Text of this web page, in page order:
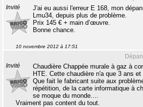
Invité
J'ai eu aussi l'erreur E 168, mon
Lmu34, depuis plus de problème.
Prix 145 € + main d’œuvre.
Bonne chance.
10 novembre 2012 à 17:51
Invité
Chaudière Chappée murale à gaz à
HTE. Cette chaudière n'a que 3 ans et
Que fait le fabricant suite aux
répétition, de la carte informatique à
se moque du monde....
Vraiment pas content du tout.